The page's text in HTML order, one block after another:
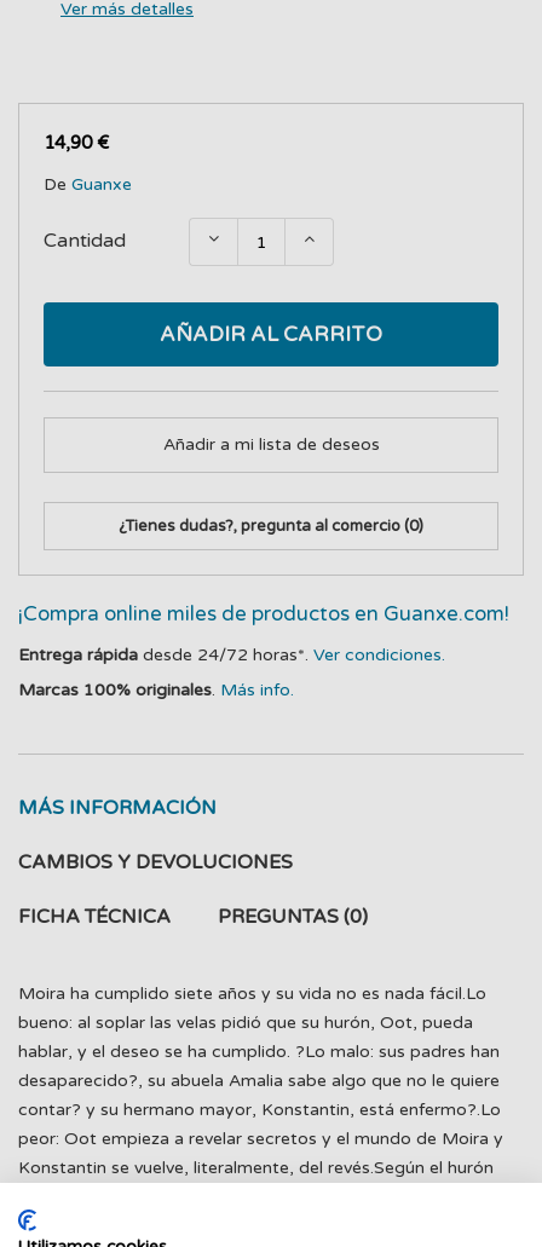
Ver más detalles
14,90 €
De Guanxe
Cantidad
AÑADIR AL CARRITO
Añadir a mi lista de deseos
¿Tienes dudas?, pregunta al comercio(0)
¡Compra online miles de productos en Guanxe.com!
Entrega rápida desde 24/72 horas*. Ver condiciones.
Marcas 100% originales. Más info.
MÁS INFORMACIÓN
CAMBIOS Y DEVOLUCIONES
FICHA TÉCNICA PREGUNTAS (0)
Moira ha cumplido siete años y su vida no es nada fácil.Lo
bueno: al soplar las velas pidió que su hurón, Oot, pueda
hablar, y el deseo se ha cumplido. ?Lo malo: sus padres han
desaparecido?, su abuela Amalia sabe algo que no le quiere
contar? y su hermano mayor, Konstantin, está enfermo?.Lo
peor: Oot empieza a revelar secretos y el mundo de Moira y
Konstantin se vuelve, literalmente, del revés.Según el hurón
Otro Lado, un mundo oculto del que no todos pueden volver